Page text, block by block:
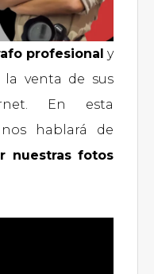
profesional y
la venta de sus
En esta
hablará de
nuestras fotos